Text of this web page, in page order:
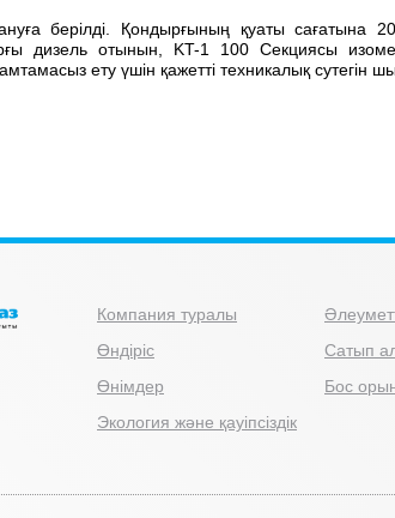
берілді. Қондырғының қуаты сағатына
дизель отынын, KT-1 100 Секциясы
ету үшін қажетті техникалық сутегін
Компания туралы
Өндіріс
Өнімдер
Экология және қауіпсіздік
Сатып
Бос